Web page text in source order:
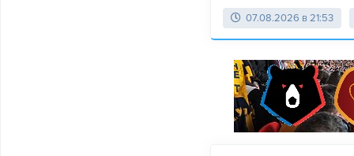
07.08.2026 в 21:53